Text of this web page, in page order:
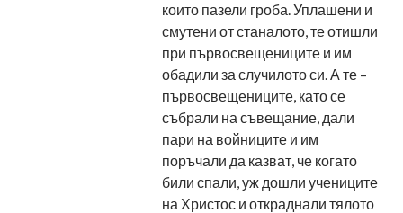
които пазели гроба. Уплашени и
смутени от станалото, те отишли
при първосвещениците и им
обадили за случилото си. А те –
първосвещениците, като се
събрали на съвещание, дали
пари на войниците и им
поръчали да казват, че когато
били спали, уж дошли учениците
на Христос и откраднали тялото